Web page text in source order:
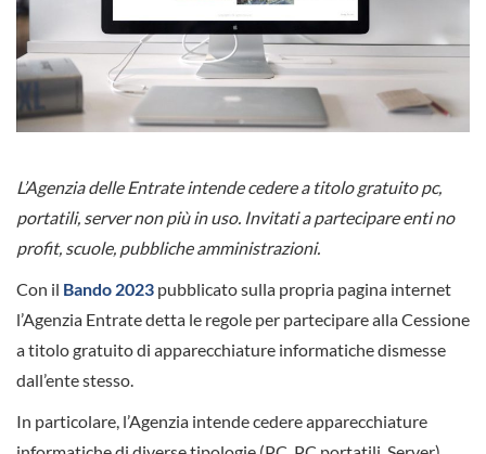
L’Agenzia delle Entrate intende cedere a titolo gratuito pc,
portatili, server non più in uso. Invitati a partecipare enti no
profit, scuole, pubbliche amministrazioni.
Con il Bando 2023 pubblicato sulla propria pagina internet
l’Agenzia Entrate detta le regole per partecipare alla Cessione
a titolo gratuito di apparecchiature informatiche dismesse
dall’ente stesso.
In particolare, l’Agenzia intende cedere apparecchiature